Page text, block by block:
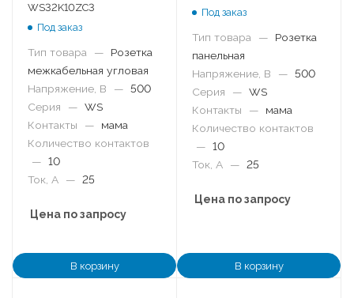
WS32K10ZC3
Под заказ
Тип товара —
Розетка
межкабельная угловая
Напряжение, В
— 500
Серия
— WS
Контакты
—
мама
Количество контактов
— 10
Ток, А
— 25
Цена по запросу
В корзину
Под заказ
Тип товара —
Розетка
панельная
Напряжение, В
— 500
Серия
— WS
Контакты
—
мама
Количество контактов
— 10
Ток, А
— 25
Цена по запросу
В корзину